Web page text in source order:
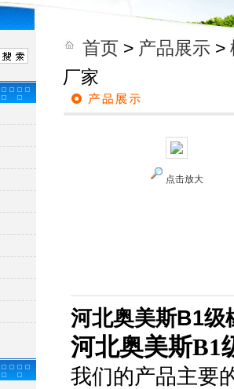
首页 > 产品展示 >
厂家
点击放大
河北奥美斯B1级
河北奥美斯B1
我们的产品主要